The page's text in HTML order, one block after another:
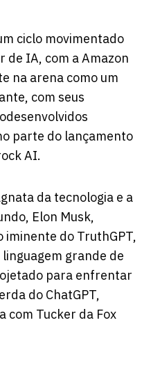
ciclo movimentado
de IA, com a Amazon
na arena como um
com seus
parte do lançamento
AI.
da tecnologia e a
Elon Musk,
iminente do TruthGPT,
grande de
para enfrentar
do ChatGPT,
com Tucker da Fox